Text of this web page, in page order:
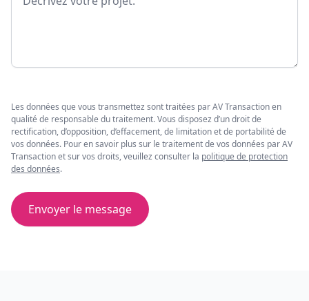
Les données que vous transmettez sont traitées par AV Transaction en
qualité de responsable du traitement. Vous disposez d’un droit de
rectification, d’opposition, d’effacement, de limitation et de portabilité de
vos données. Pour en savoir plus sur le traitement de vos données par AV
Transaction et sur vos droits, veuillez consulter la politique de protection
des données.
Envoyer le message